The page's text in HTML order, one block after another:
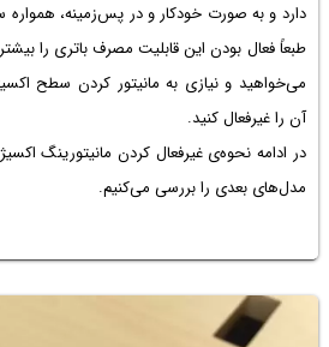
دارد و به صورت خودکار و در پس‌زمینه،
طبعاً فعال بودن این قابلیت مصرف باتری را
می‌خواهید و نیازی به مانیتور کردن سطح
آن را غیرفعال کنید.
مدل‌های بعدی را بررسی می‌کنیم.